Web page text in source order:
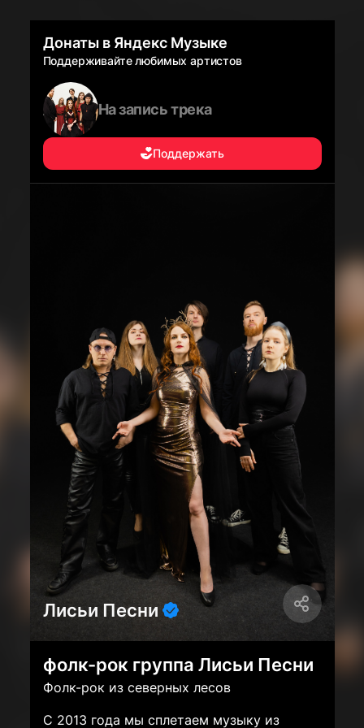
Донаты в Яндекс Музыке
Поддерживайте любимых артистов
На запись трека
Поддержать
Лисьи Песни
фолк-рок группа Лисьи Песни
Фолк-рок из северных лесов
С 2013 года мы сплетаем музыку из